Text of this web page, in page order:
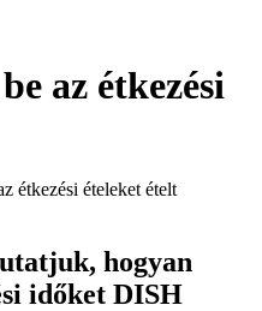
az étkezési
étkezési ételeket ételt
hogyan
időket DISH